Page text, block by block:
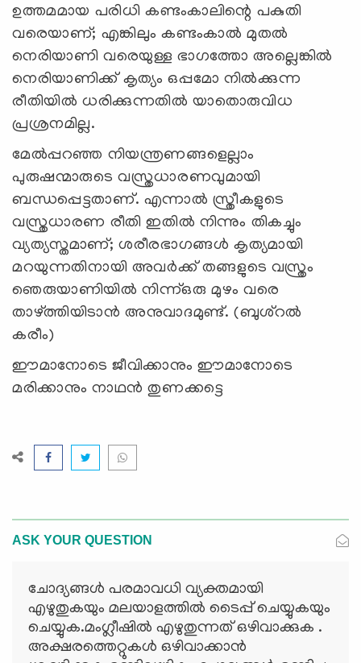
ഉത്തമമായ പരിധി കണ്ടംകാലിന്റെ പകുതി
വരെയാണ്; എങ്കിലും കണ്ടംകാൽ മുതൽ
നെരിയാണി വരെയുള്ള ഭാഗത്തോ അല്ലെങ്കിൽ
നെരിയാണിക്ക് കൃത്യം ഒപ്പമോ നിൽക്കുന്ന
രീതിയിൽ ധരിക്കുന്നതിൽ യാതൊരുവിധ
പ്രശ്രനമില്ല.
മേൽപ്പറഞ്ഞ നിയന്ത്രണങ്ങളെല്ലാം
പുരുഷന്മാരുടെ വസ്ത്രധാരണവുമായി
ബന്ധപ്പെട്ടതാണ്. എന്നാൽ സ്ത്രീകളുടെ
വസ്ത്രധാരണ രീതി ഇതിൽ നിന്നും തികച്ചും
വ്യത്യസ്തമാണ്; ശരീരഭാഗങ്ങൾ കൃത്യമായി
മറയുന്നതിനായി അവർക്ക് തങ്ങളുടെ വസ്ത്രം
ഞെരുയാണിയിൽ നിന്ന്ഒരു മുഴം വരെ
താഴ്ത്തിയിടാൻ അനുവാദമുണ്ട്. (ബുശ്റൽ
കരീം)
ഈമാനോടെ ജീവിക്കാനും ഈമാനോടെ
മരിക്കാനും നാഥന്‍ തുണക്കട്ടെ
ASK YOUR QUESTION
ചോദ്യങ്ങള്‍ പരമാവധി വ്യക്തമായി
എഴുതുകയും മലയാളത്തില്‍ ടൈപ്പ് ചെയ്യുകയും
ചെയ്യുക.മംഗ്ലീഷില്‍ എഴുതുന്നത് ഒഴിവാക്കുക .
അക്ഷരത്തെറ്റുകള്‍ ഒഴിവാക്കാന്‍